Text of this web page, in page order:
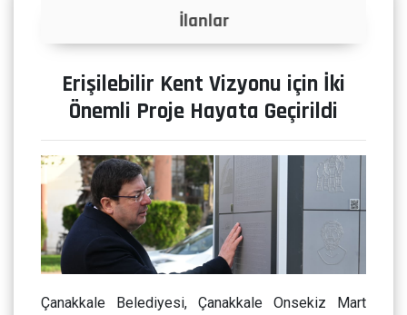
İlanlar
Erişilebilir Kent Vizyonu için İki
Önemli Proje Hayata Geçirildi
Çanakkale Belediyesi, Çanakkale Onsekiz Mart